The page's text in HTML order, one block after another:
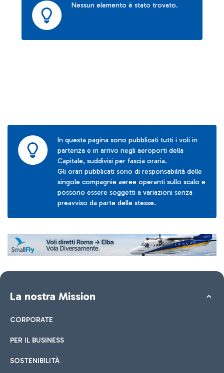
Nessun elemento è stato trovato.
In questa pagina sono pubblicati tutti i voli in
partenza e in arrivo negli aeroporti della
Capitale, suddivisi per fascia oraria.
Gli orari pubblicati sono di responsabilità delle
singole compagnie aeree operanti sullo scalo e
possono essere soggetti a variazioni senza
preavviso da parte delle stesse.
La nostra Mission
CORPORATE
PER IL BUSINESS
SOSTENIBILITÀ